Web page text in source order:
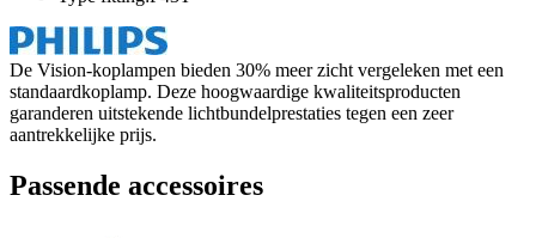
De Vision-koplampen bieden 30% meer zicht vergeleken met een
standaardkoplamp. Deze hoogwaardige kwaliteitsproducten
garanderen uitstekende lichtbundelprestaties tegen een zeer
aantrekkelijke prijs.
Passende accessoires